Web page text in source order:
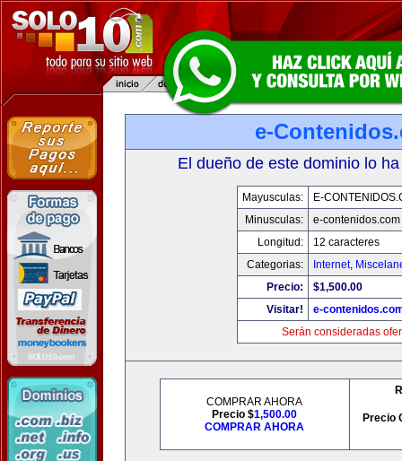
e-
El dueño de este dominio lo
Mayusculas:
E-
Minusculas:
e-contenidos.com
Longitud:
12 caracteres
Categorias:
Internet,
Precio:
$1,500.00
Visitar!
e-
Serán consideradas
COMPRAR AHORA
Precio $1,500.00
COMPRAR AHORA
Precio